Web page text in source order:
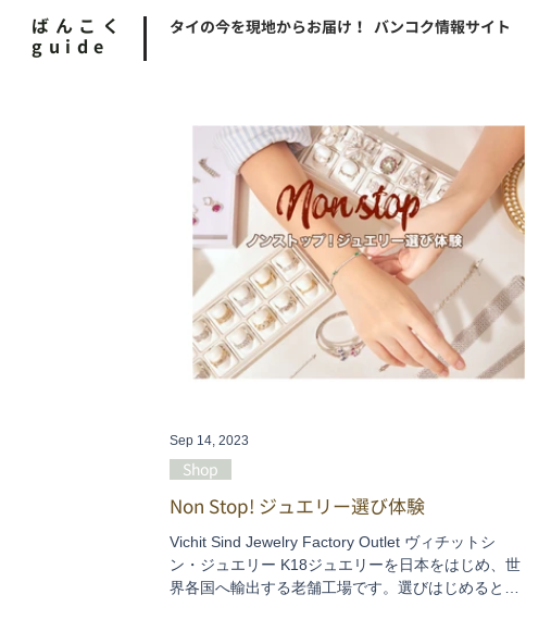
ばんこく
guide
タイの今を現地からお届け！ バンコク情報サイト
Non Stop! ジュエリー選び体験
Vichit Sind Jewelry Factory Outlet ヴィチットシ
ン・ジュエリー K18ジュエリーを日本をはじめ、世
界各国へ輸出する老舗工場です。選びはじめると止
Shop
Sep 14, 2023